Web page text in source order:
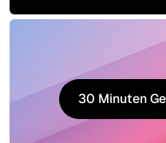
30 Minuten
30 Minuten